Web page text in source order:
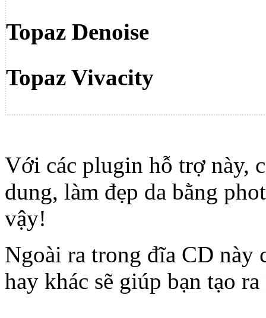
Topaz Denoise
Topaz Vivacity
Với các plugin hỗ trợ này,
dung, làm đẹp da bằng
vậy!
Ngoài ra trong đĩa CD này
hay khác sẽ giúp bạn tạo